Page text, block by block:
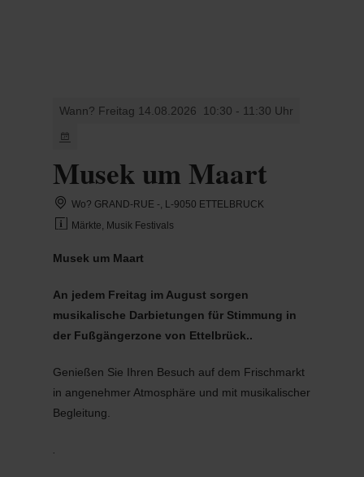
Wann? Freitag 14.08.2026 10:30 - 11:30 Uhr
Musek um Maart
Wo? GRAND-RUE -, L-9050 ETTELBRUCK
Märkte, Musik Festivals
Musek um Maart
An jedem Freitag im August sorgen
musikalische Darbietungen für Stimmung in
der Fußgängerzone von Ettelbrück..
Genießen Sie Ihren Besuch auf dem Frischmarkt
in angenehmer Atmosphäre und mit musikalischer
Begleitung.